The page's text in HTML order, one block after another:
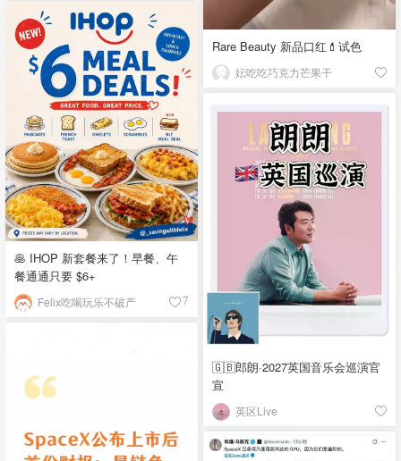
Rare Beauty 新品口红💄试色
妘吃吃巧克力芒果干
🥞 IHOP 新套餐来了！早餐、午
餐通通只要 $6+
Felix吃喝玩乐不破产 7
🇬🇧郎朗·2027英国音乐会巡演官
宣
英区Live